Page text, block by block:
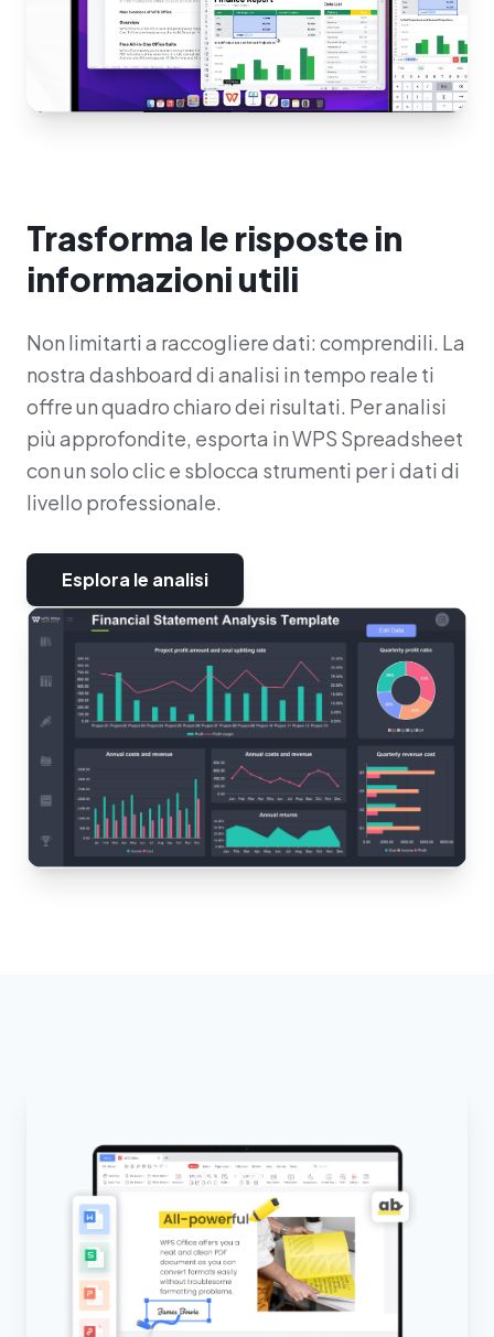
Trasforma le risposte in
informazioni utili
Non limitarti a raccogliere dati: comprendili. La
nostra dashboard di analisi in tempo reale ti
offre un quadro chiaro dei risultati. Per analisi
più approfondite, esporta in WPS Spreadsheet
con un solo clic e sblocca strumenti per i dati di
livello professionale.
Esplora le analisi